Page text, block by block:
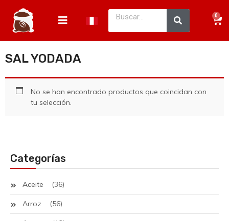
0
SAL YODADA
No se han encontrado productos que coincidan con
tu selección.
Categorías
Aceite (36)
Arroz (56)